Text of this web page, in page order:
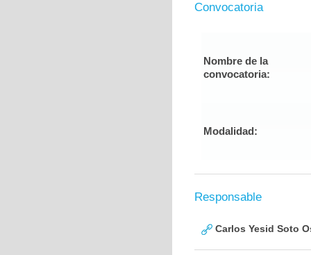
Convocatoria
Nombre de la
convocatoria:
Modalidad:
Responsable
Carlos Yesid Soto